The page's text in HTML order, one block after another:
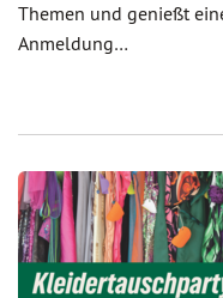
Themen und genießt
Anmeldung…